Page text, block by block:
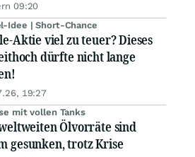
09:20
Idee | Short-Chance
Aktie viel zu teuer? Dieses
dürfte nicht lange
19:27
mit vollen Tanks
Ölvorräte sind
gesunken, trotz Krise